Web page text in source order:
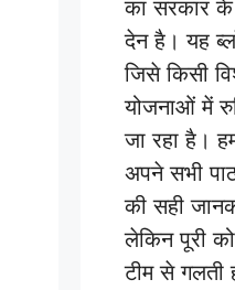
का सरकार
देन है। यह
जिसे किसी
योजनाओं में
जा रहा है।
अपने सभी
की सही
लेकिन पूरी
टीम से गलती